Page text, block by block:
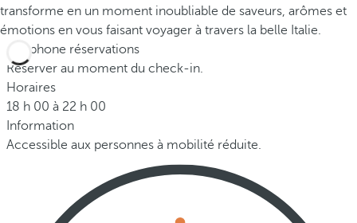
transforme en un moment inoubliable de saveurs, arômes et
émotions en vous faisant voyager à travers la belle Italie.
Téléphone réservations
Réserver au moment du check-in.
Horaires
18 h 00 à 22 h 00
Information
Accessible aux personnes à mobilité réduite.